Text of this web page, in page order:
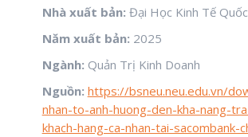
Nhà xuất bản: Đại Học Kinh Tế
Năm xuất bản: 2025
Ngành: Quản Trị Kinh Doanh
Nguồn: https://bsneu.neu.edu.vn/
nhan-to-anh-huong-den-kha-nang-
khach-hang-ca-nhan-tai-sacombank-